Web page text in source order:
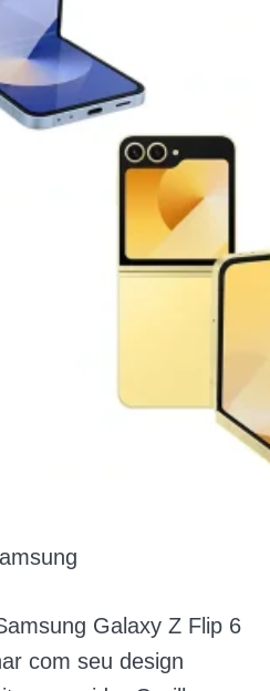
Galaxy Z Flip 6
com seu design